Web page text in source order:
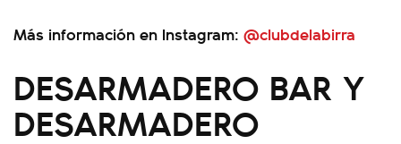
Más información en Instagram: @clubdelabirra
DESARMADERO BAR Y
DESARMADERO